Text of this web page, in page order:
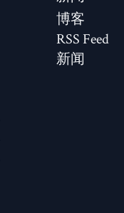
博客
RSS Feed
新闻